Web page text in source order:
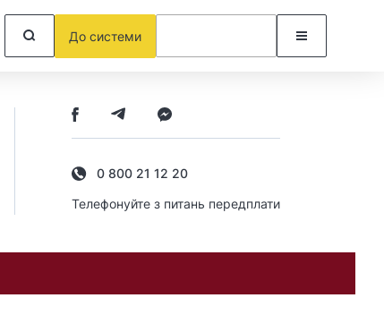
До системи
0 800 21 12 20
Телефонуйте з питань передплати